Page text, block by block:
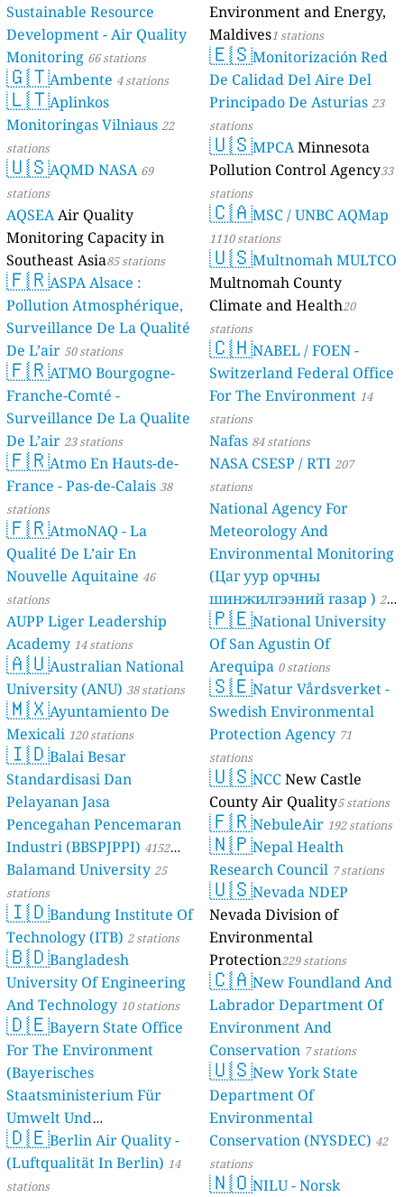
Sustainable Resource
Development - Air Quality
Monitoring 66 stations
🇬🇹Ambente 4 stations
🇱🇹Aplinkos
Monitoringas Vilniaus 22
stations
🇺🇸AQMD NASA 69
stations
AQSEAAir Quality
Monitoring Capacity in
Southeast Asia85 stations
🇫🇷ASPA Alsace :
Pollution Atmosphérique,
Surveillance De La Qualité
De L’air 50 stations
🇫🇷ATMO Bourgogne-
Franche-Comté -
Surveillance De La Qualite
De L’air 23 stations
🇫🇷Atmo En Hauts-de-
France - Pas-de-Calais 38
stations
🇫🇷AtmoNAQ - La
Qualité De L’air En
Nouvelle Aquitaine 46
stations
AUPP Liger Leadership
Academy 14 stations
🇦🇺Australian National
University (ANU) 38 stations
🇲🇽Ayuntamiento De
Mexicali 120 stations
🇮🇩Balai Besar
Standardisasi Dan
Pelayanan Jasa
Pencegahan Pencemaran
Industri (BBSPJPPI) 4152
stations
Balamand University25
stations
🇮🇩Bandung Institute Of
Technology (ITB) 2 stations
🇧🇩Bangladesh
University Of Engineering
And Technology 10 stations
🇩🇪Bayern State Office
For The Environment
(Bayerisches
Staatsministerium Für
Umwelt Und
Verbraucherschutz) - LfU
46 stations
🇩🇪Berlin Air Quality -
(Luftqualität In Berlin) 14
stations
Environment and Energy,
Maldives1 stations
🇪🇸Monitorización Red
De Calidad Del Aire Del
Principado De Asturias 23
stations
🇺🇸MPCAMinnesota
Pollution Control Agency33
stations
🇨🇦MSC / UNBC AQMap
1110 stations
🇺🇸Multnomah MULTCO
Multnomah County
Climate and Health20
stations
🇨🇭NABEL / FOEN -
Switzerland Federal Office
For The Environment 14
stations
Nafas 84 stations
NASA CSESP / RTI 207
stations
National Agency For
Meteorology And
Environmental Monitoring
(Цаг уур орчны
шинжилгээний газар ) 21
stations
🇵🇪National University
Of San Agustin Of
Arequipa 0 stations
🇸🇪Natur Vårdsverket -
Swedish Environmental
Protection Agency 71
stations
🇺🇸NCCNew Castle
County Air Quality5 stations
🇫🇷NebuleAir 192 stations
🇳🇵Nepal Health
Research Council 7 stations
🇺🇸Nevada NDEP
Nevada Division of
Environmental
Protection229 stations
🇨🇦New Foundland And
Labrador Department Of
Environment And
Conservation 7 stations
🇺🇸New York State
Department Of
Environmental
Conservation (NYSDEC) 42
stations
🇳🇴NILU - Norsk